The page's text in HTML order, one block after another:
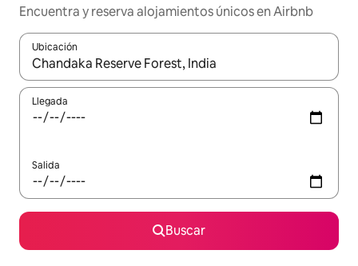
Encuentra y reserva alojamientos únicos en Airbnb
Ubicación
Cuando los resultados estén disponibles, navega con las
Llegada
Salida
Buscar